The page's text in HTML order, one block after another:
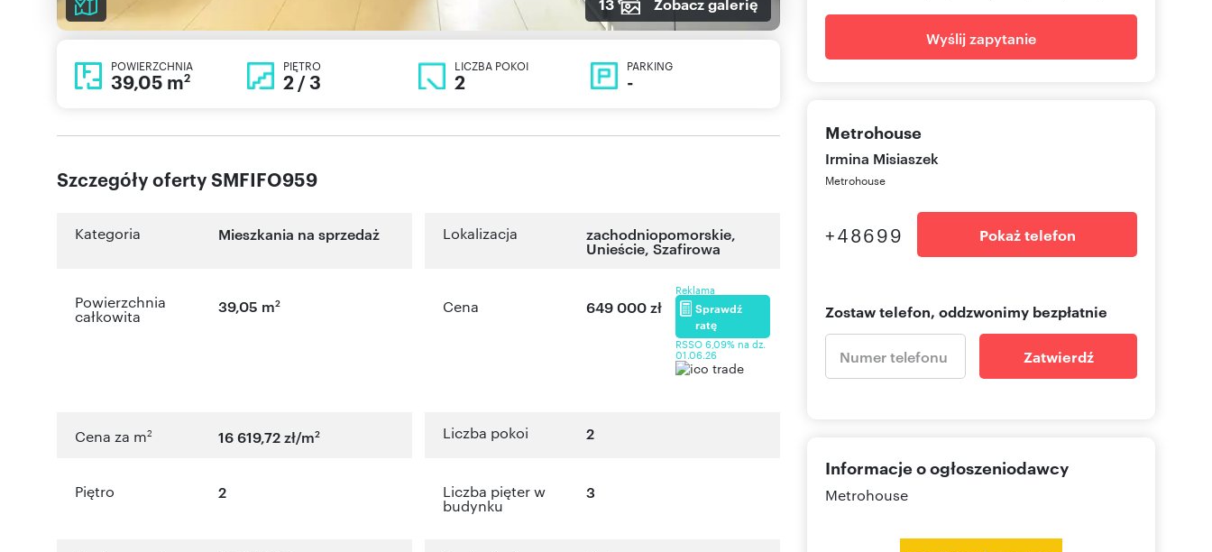
POWIERZCHNIA
39,05 m2
PIĘTRO
2 / 3
LICZBA POKOI
2
PARKING
-
Szczegóły oferty SMFIFO959
Kategoria Mieszkania na sprzedaż Lokalizacja zachodniopomorskie,
Unieście,Szafirowa
Powierzchnia
całkowita
39,05 m2 Cena 649 000 zł
Reklama
Sprawdź
ratę
RSSO 6,09% na dz.
01.06.26
Cena za m2 16 619,72 zł/m2 Liczba pokoi 2
Piętro 2 Liczba pięter w
budynku
3
Wyślij zapytanie
Metrohouse
Irmina Misiaszek
Metrohouse
+48699 Pokaż telefon
Zostaw telefon, oddzwonimy bezpłatnie
Zatwierdź
Informacje o ogłoszeniodawcy
Metrohouse